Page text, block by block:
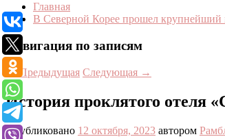
Главная
В Северной Корее прошел
Навигация по записям
←Предыдущая Следующая →
История проклятого отеля
Опубликовано 12 октября, 2023 автором